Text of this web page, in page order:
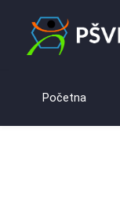
Početna